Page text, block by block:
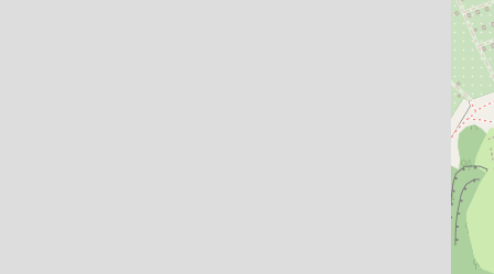
Moravské náměstí,
Typ kanceláře • Plocha